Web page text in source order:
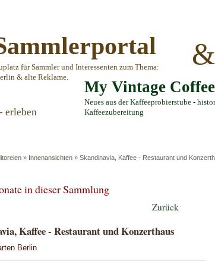
für Sammler und Interessenten zum Thema:
& alte Reklame.
&
My Vintage
Neues aus der Kaffeeprobierstube -
Kaffeezubereitung
erleben
» Innenansichten » Skandinavia, Kaffee - Restaurant und
in dieser Sammlung
Zurück
Kaffee - Restaurant und Konzerthaus
Berlin